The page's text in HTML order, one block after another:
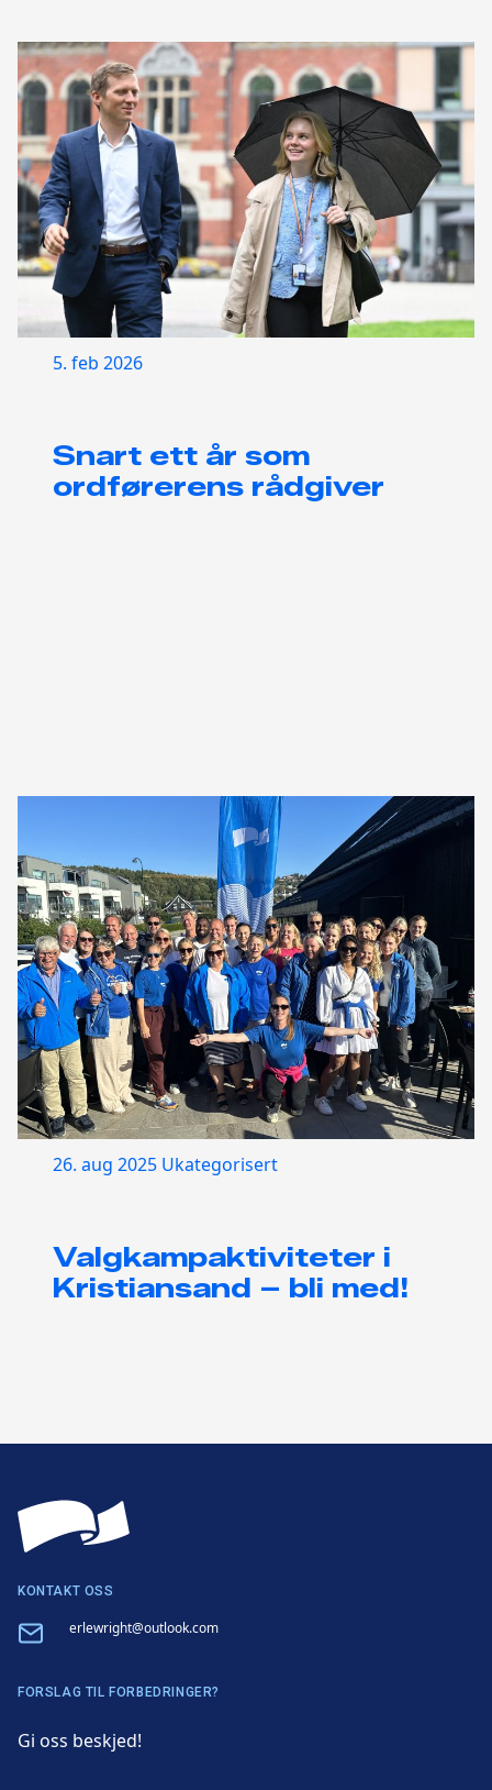
5. feb 2026
Snart ett år som
ordførerens rådgiver
26. aug 2025 Ukategorisert
Valgkampaktiviteter i
Kristiansand – bli med!
KONTAKT OSS
Email erlewright@outlook.com
FORSLAG TIL FORBEDRINGER?
Gi oss beskjed!